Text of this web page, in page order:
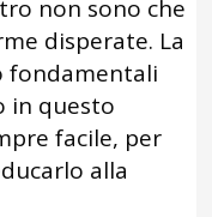
non sono che
disperate. La
fondamentali
in questo
facile, per
alla